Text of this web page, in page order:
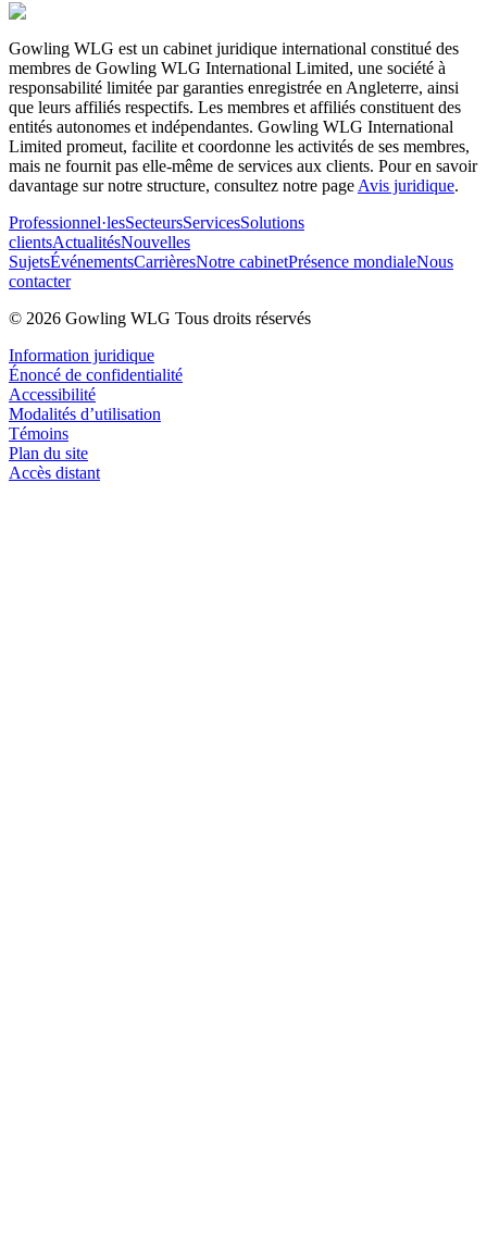
Gowling WLG est un cabinet juridique international constitué des
membres de Gowling WLG International Limited, une société à
responsabilité limitée par garanties enregistrée en Angleterre, ainsi
que leurs affiliés respectifs. Les membres et affiliés constituent des
entités autonomes et indépendantes. Gowling WLG International
Limited promeut, facilite et coordonne les activités de ses membres,
mais ne fournit pas elle-même de services aux clients. Pour en savoir
davantage sur notre structure, consultez notre page Avis juridique.
Professionnel·lesSecteursServicesSolutions
clientsActualitésNouvelles
SujetsÉvénementsCarrièresNotre cabinetPrésence mondialeNous
contacter
© 2026 Gowling WLG Tous droits réservés
Information juridique
Énoncé de confidentialité
Accessibilité
Modalités d’utilisation
Témoins
Plan du site
Accès distant